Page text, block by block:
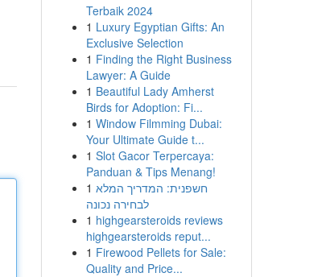
Terbaik 2024
1 Luxury Egyptian Gifts: An
Exclusive Selection
1 Finding the Right Business
Lawyer: A Guide
1 Beautiful Lady Amherst
Birds for Adoption: Fi...
1 Window Filmming Dubai:
Your Ultimate Guide t...
1 Slot Gacor Terpercaya:
Panduan & Tips Menang!
1 חשפנית: המדריך המלא
לבחירה נכונה
1 highgearsteroids reviews
highgearsteroids reput...
1 Firewood Pellets for Sale:
Quality and Price...